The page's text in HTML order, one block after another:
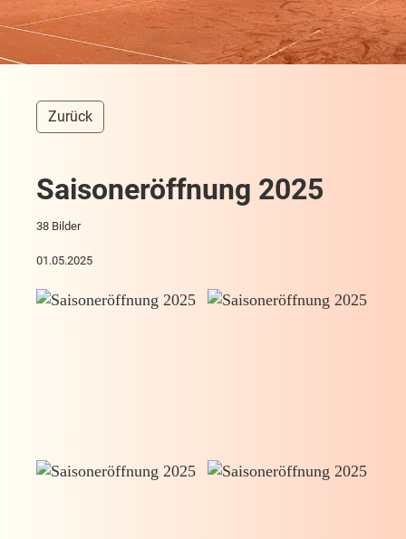
Zurück
Saisoneröffnung 2025
38 Bilder
01.05.2025